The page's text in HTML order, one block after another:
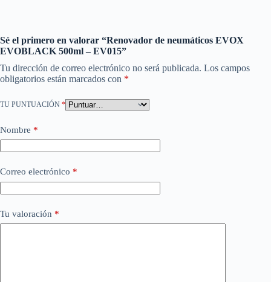
Sé el primero en valorar “Renovador de neumáticos EVOX
EVOBLACK 500ml – EV015”
Tu dirección de correo electrónico no será publicada. Los campos
obligatorios están marcados con *
TU PUNTUACIÓN *
Nombre *
Correo electrónico *
Tu valoración *